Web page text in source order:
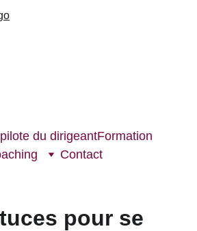
du dirigeantFormation
Contact
pour se